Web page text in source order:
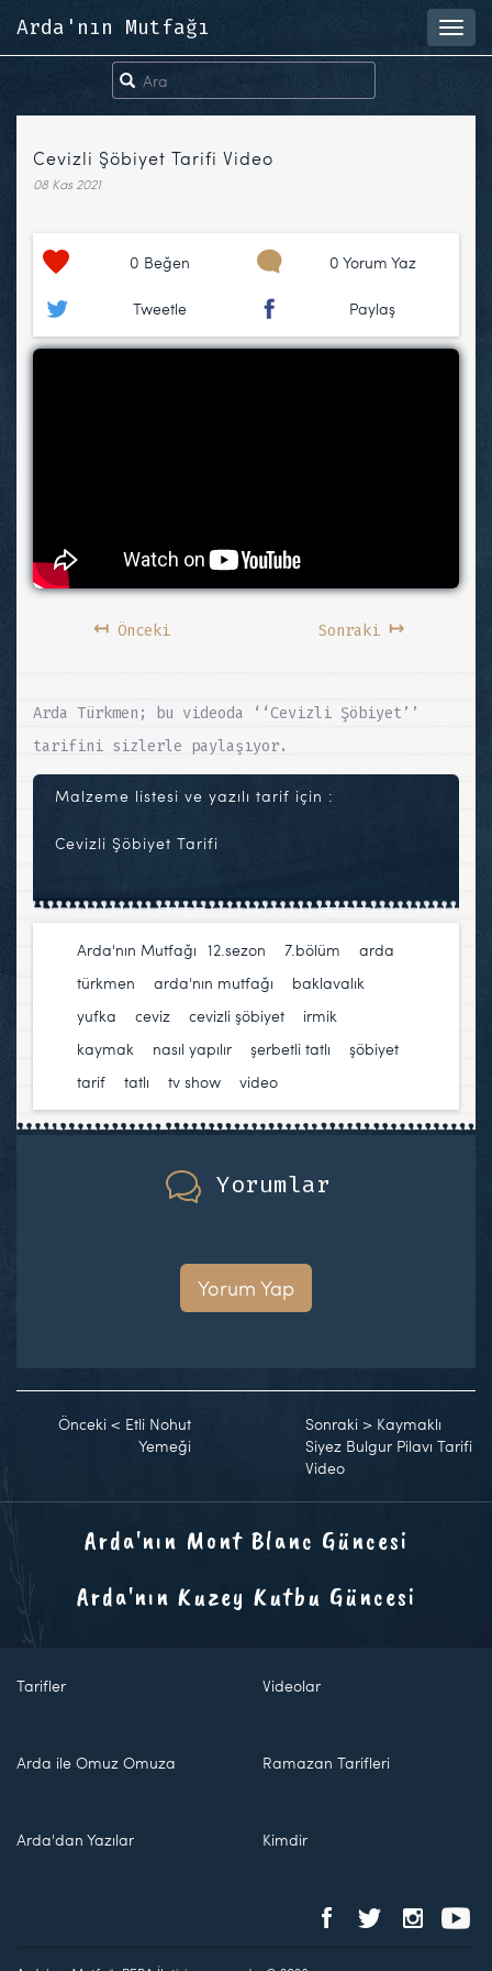
Arda'nın Mutfağı
Cevizli Şöbiyet Tarifi Video
08 Kas 2021
0 Beğen 0 Yorum Yaz
Tweetle Paylaş
↤Önceki Sonraki ↦
Arda Türkmen; bu videoda ‘‘Cevizli Şöbiyet’’
tarifini sizlerle paylaşıyor.
Malzeme listesi ve yazılı tarif için :
Cevizli Şöbiyet Tarifi
Arda'nın Mutfağı 12.sezon 7.bölüm
arda
türkmen
arda'nın mutfağı
baklavalık
yufka
ceviz cevizli şöbiyet irmik
kaymak
nasıl yapılır şerbetli tatlı şöbiyet
tarif
tatlı tv show video
Yorumlar
Yorum Yap
Önceki < Etli Nohut
Yemeği
Sonraki > Kaymaklı
Siyez Bulgur Pilavı Tarifi
Video
Arda'nın Mont Blanc Güncesi
Arda'nın Kuzey Kutbu Güncesi
Tarifler Videolar
Arda ile Omuz Omuza Ramazan Tarifleri
Arda'dan Yazılar Kimdir